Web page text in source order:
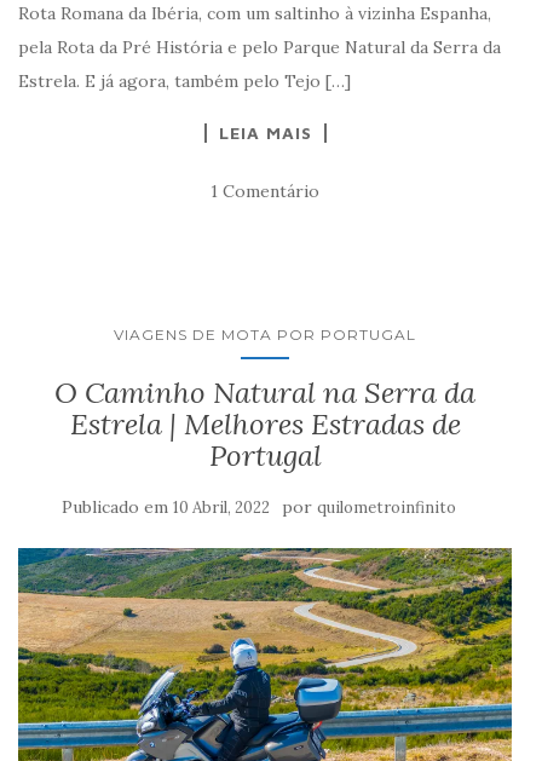
Rota Romana da Ibéria, com um saltinho à vizinha Espanha,
pela Rota da Pré História e pelo Parque Natural da Serra da
Estrela. E já agora, também pelo Tejo […]
LEIA MAIS
1 Comentário
VIAGENS DE MOTA POR PORTUGAL
O Caminho Natural na Serra da
Estrela | Melhores Estradas de
Portugal
Publicado em 10 Abril, 2022 por quilometroinfinito